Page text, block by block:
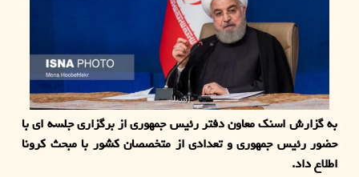
به گزارش اسنك معاون دفتر رئیس جمهوری از برگزاری جلسه ای با
حضور رئیس جمهوری و تعدادی از متخصصان كشور با مبحث كرونا
اطلاع داد.